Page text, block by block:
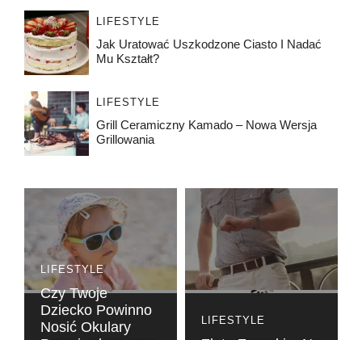
LIFESTYLE
Jak Uratować Uszkodzone Ciasto I Nadać
Mu Kształt?
LIFESTYLE
Grill Ceramiczny Kamado – Nowa Wersja
Grillowania
LIFESTYLE
Czy Twoje
Dziecko Powinno
Nosić Okulary
LIFESTYLE